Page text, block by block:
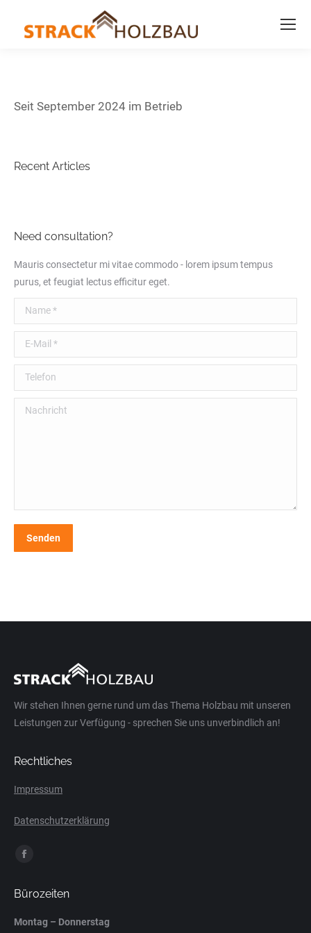
Seit September 2024 im Betrieb
Recent Articles
Need consultation?
Mauris consectetur mi vitae commodo - lorem ipsum tempus
purus, et feugiat lectus efficitur eget.
Name *
E-Mail *
Telefon
Nachricht
Senden
Wir stehen Ihnen gerne rund um das Thema Holzbau mit unseren
Leistungen zur Verfügung - sprechen Sie uns unverbindlich an!
Rechtliches
Impressum
Datenschutzerklärung
Finden Sie uns auf:
opens
Bürozeiten
Montag – Donnerstag